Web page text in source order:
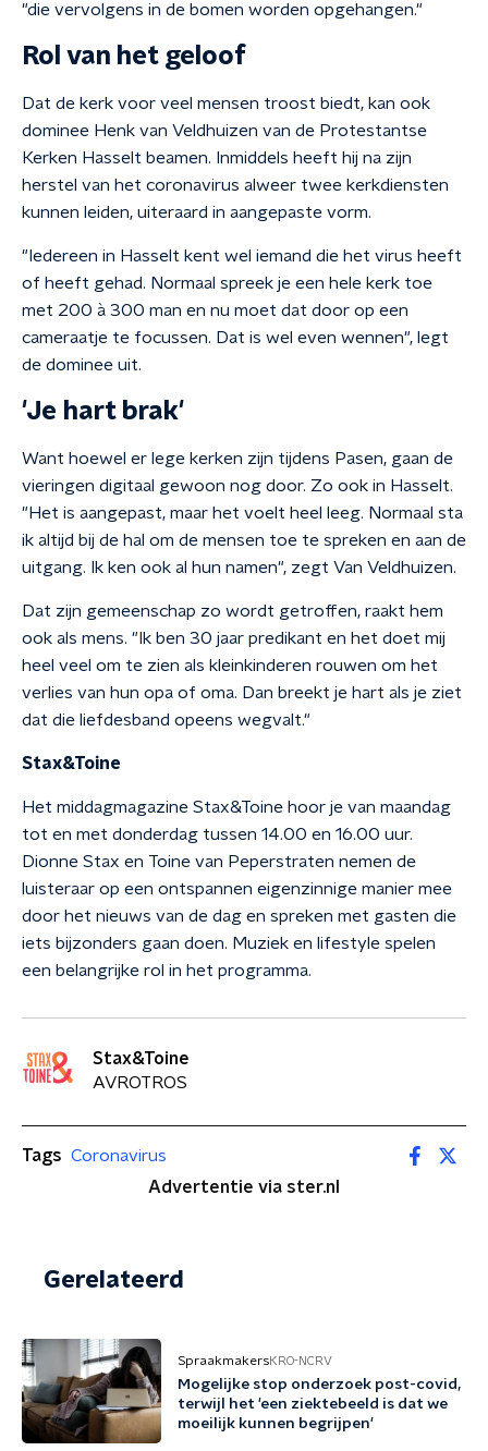
"die vervolgens in de bomen worden opgehangen."
Rol van het geloof
Dat de kerk voor veel mensen troost biedt, kan ook
dominee Henk van Veldhuizen van de Protestantse
Kerken Hasselt beamen. Inmiddels heeft hij na zijn
herstel van het coronavirus alweer twee kerkdiensten
kunnen leiden, uiteraard in aangepaste vorm.
"Iedereen in Hasselt kent wel iemand die het virus heeft
of heeft gehad. Normaal spreek je een hele kerk toe
met 200 à 300 man en nu moet dat door op een
cameraatje te focussen. Dat is wel even wennen", legt
de dominee uit.
'Je hart brak'
Want hoewel er lege kerken zijn tijdens Pasen, gaan de
vieringen digitaal gewoon nog door. Zo ook in Hasselt.
"Het is aangepast, maar het voelt heel leeg. Normaal sta
ik altijd bij de hal om de mensen toe te spreken en aan de
uitgang. Ik ken ook al hun namen", zegt Van Veldhuizen.
Dat zijn gemeenschap zo wordt getroffen, raakt hem
ook als mens. "Ik ben 30 jaar predikant en het doet mij
heel veel om te zien als kleinkinderen rouwen om het
verlies van hun opa of oma. Dan breekt je hart als je ziet
dat die liefdesband opeens wegvalt."
Stax&Toine
Het middagmagazine Stax&Toine hoor je van maandag
tot en met donderdag tussen 14.00 en 16.00 uur.
Dionne Stax en Toine van Peperstraten nemen de
luisteraar op een ontspannen eigenzinnige manier mee
door het nieuws van de dag en spreken met gasten die
iets bijzonders gaan doen. Muziek en lifestyle spelen
een belangrijke rol in het programma.
Stax&Toine
AVROTROS
Tags Coronavirus
Advertentie via ster.nl
Gerelateerd
SpraakmakersKRO-NCRV
Mogelijke stop onderzoek post-covid,
terwijl het 'een ziektebeeld is dat we
moeilijk kunnen begrijpen'